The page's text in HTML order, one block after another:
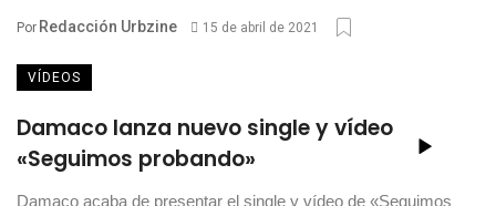
Por Redacción Urbzine 15 de abril de 2021
VÍDEOS
Damaco lanza nuevo single y vídeo
«Seguimos probando»
Damaco acaba de presentar el single y vídeo de «Seguimos